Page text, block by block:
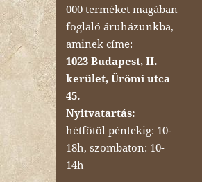
000 terméket magában
foglaló áruházunkba,
aminek címe:
1023 Budapest, II.
kerület, Ürömi utca
45.
Nyitvatartás:
hétfőtől péntekig: 10-
18h, szombaton: 10-
14h